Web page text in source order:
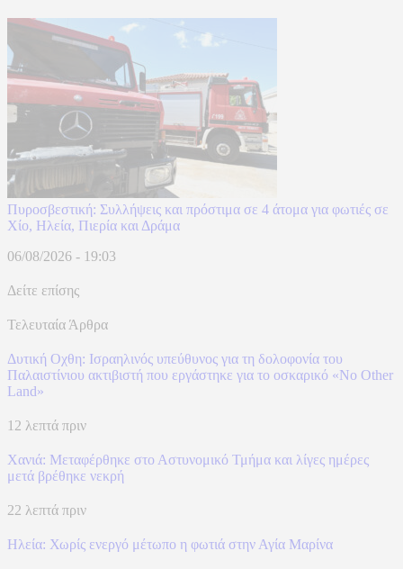
Πυροσβεστική: Συλλήψεις και πρόστιμα σε 4 άτομα για φωτιές σε
Χίο, Ηλεία, Πιερία και Δράμα
06/08/2026 - 19:03
Δείτε επίσης
Τελευταία Άρθρα
Δυτική Οχθη: Ισραηλινός υπεύθυνος για τη δολοφονία του
Παλαιστίνιου ακτιβιστή που εργάστηκε για το οσκαρικό «No Other
Land»
12 λεπτά πριν
Χανιά: Mεταφέρθηκε στο Αστυνομικό Τμήμα και λίγες ημέρες
μετά βρέθηκε νεκρή
22 λεπτά πριν
Ηλεία: Χωρίς ενεργό μέτωπο η φωτιά στην Αγία Μαρίνα